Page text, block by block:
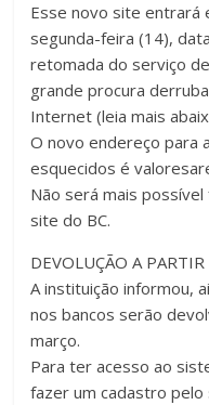
Esse novo site entrará
segunda-feira (14),
retomada do serviço
grande procura
Internet (leia mais
O novo endereço para
esquecidos é
Não será mais
site do BC.
DEVOLUÇÃO A
A instituição informou,
nos bancos serão
março.
Para ter acesso ao
fazer um cadastro pelo